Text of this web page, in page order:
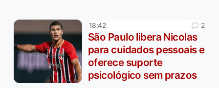
18:42 2
São Paulo libera Nicolas
para cuidados pessoais e
oferece suporte
psicológico sem prazos